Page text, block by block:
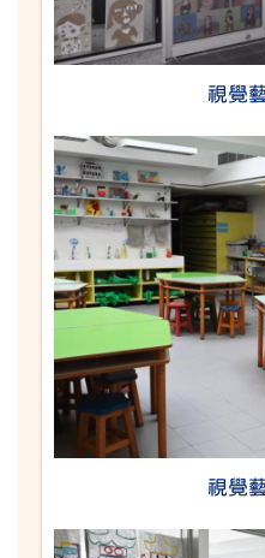
視覺
視覺